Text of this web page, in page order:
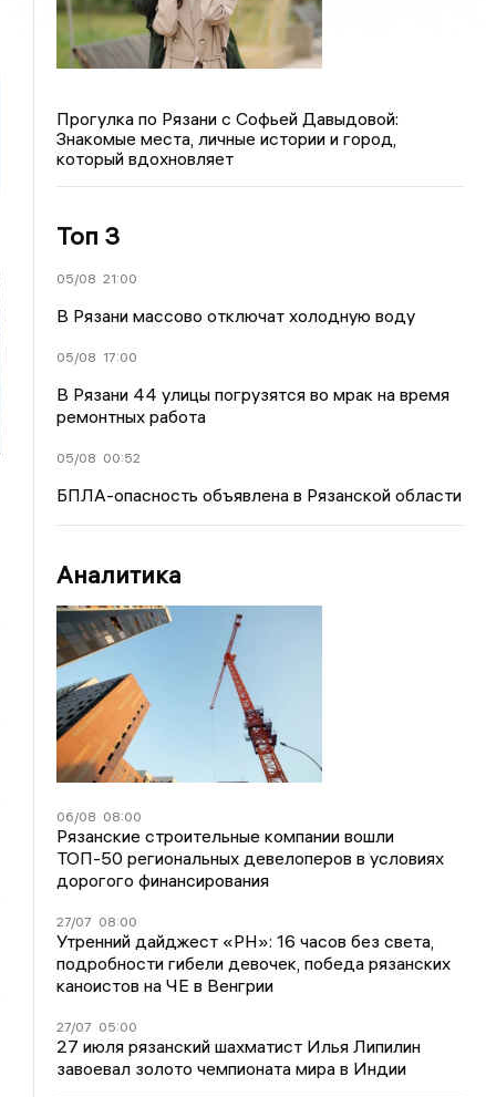
Прогулка по Рязани с Софьей Давыдовой:
Знакомые места, личные истории и город,
который вдохновляет
Топ 3
05/08 21:00
В Рязани массово отключат холодную воду
05/08 17:00
В Рязани 44 улицы погрузятся во мрак на время
ремонтных работа
05/08 00:52
БПЛА-опасность объявлена в Рязанской области
Аналитика
06/08 08:00
Рязанские строительные компании вошли
ТОП-50 региональных девелоперов в условиях
дорогого финансирования
27/07 08:00
Утренний дайджест «РН»: 16 часов без света,
подробности гибели девочек, победа рязанских
каноистов на ЧЕ в Венгрии
27/07 05:00
27 июля рязанский шахматист Илья Липилин
завоевал золото чемпионата мира в Индии